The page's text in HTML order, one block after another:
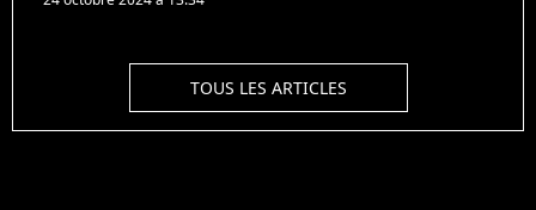
TOUS LES ARTICLES